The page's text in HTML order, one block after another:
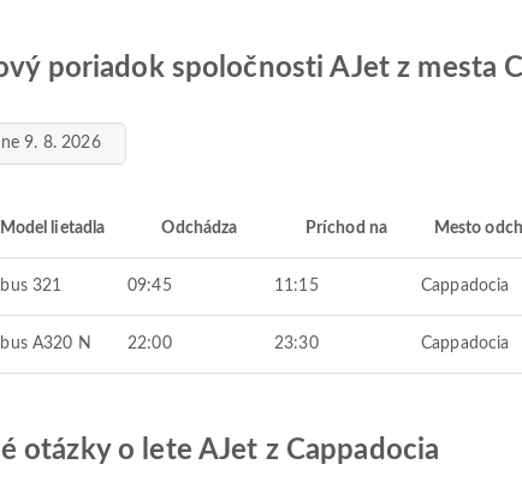
poriadok spoločnosti AJet z mesta
ne 9. 8. 2026
Model lietadla Odchádza Príchod na Mesto
321 09:45 11:15 Cappadocia
A320 N 22:00 23:30 Cappadocia
otázky o lete AJet z Cappadocia